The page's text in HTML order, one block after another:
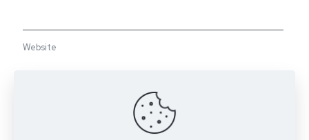
Website
Save my name, email, and website in this browser for the